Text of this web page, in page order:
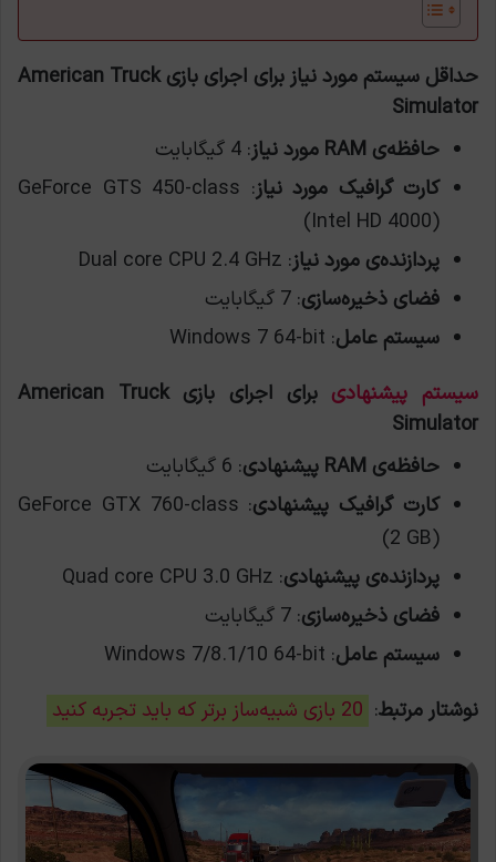
حداقل سیستم مورد نیاز برای اجرای بازی American Truck
Simulator
حافظه‌ی RAM مورد نیاز
: 4 گیگابایت
کارت گرافیک مورد نیاز : GeForce GTS 450-class
(Intel HD 4000)
پردازنده‌ی مورد نیاز: Dual core CPU 2.4 GHz
فضای ذخیره‌سازی: 7 گیگابایت
سیستم عامل: Windows 7 64-bit
سیستم پیشنهادی
برای اجرای بازی American Truck
Simulator
حافظه‌ی RAM پیشنهادی
: 6 گيگابايت
کارت گرافیک پیشنهادی : GeForce GTX 760-class
(2 GB)
پردازنده‌ی پیشنهادی: Quad core CPU 3.0 GHz
فضای ذخیره‌سازی: 7 گیگابایت
سیستم عامل: Windows 7/8.1/10 64-bit
نوشتار مرتبط: 20 بازی شبیه‌ساز برتر که باید تجربه کنید